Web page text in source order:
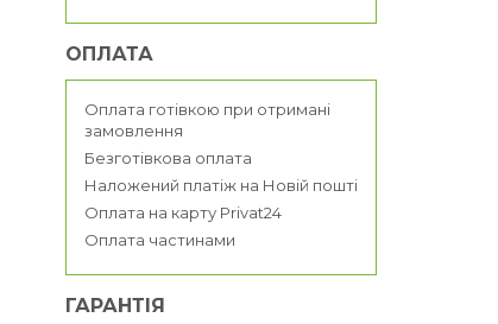
ОПЛАТА
Оплата готівкою при отримані
замовлення
Безготівкова оплата
Наложений платіж на Новій пошті
Оплата на карту Privat24
Оплата частинами
ГАРАНТІЯ